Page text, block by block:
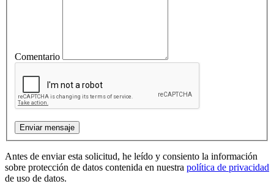
Comentario
Antes de enviar esta solicitud, he leído y consiento la información
sobre protección de datos contenida en nuestra política de privacidad
de uso de datos.